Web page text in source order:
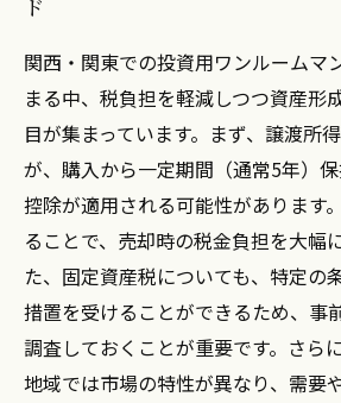
ド
関西・関東での投資用ワンルームマ
まる中、税負担を軽減しつつ資産形
目が集まっています。まず、譲渡所
が、購入から一定期間（通常5年）
控除が適用される可能性があります
ることで、売却時の税金負担を大幅
た、固定資産税についても、特定の
措置を受けることができるため、事
調査しておくことが重要です。さら
地域では市場の特性が異なり、需要